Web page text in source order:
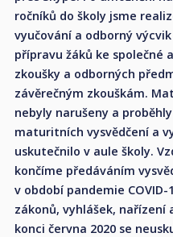
ročníků do školy jsme
vyučování a odborný
přípravu žáků ke
zkoušky a odborných
závěrečným zkouškám.
nebyly narušeny a
maturitních vysvědčení a
uskutečnilo v aule školy.
končíme předáváním
v období pandemie
zákonů, vyhlášek, nařízení
konci června 2020 se